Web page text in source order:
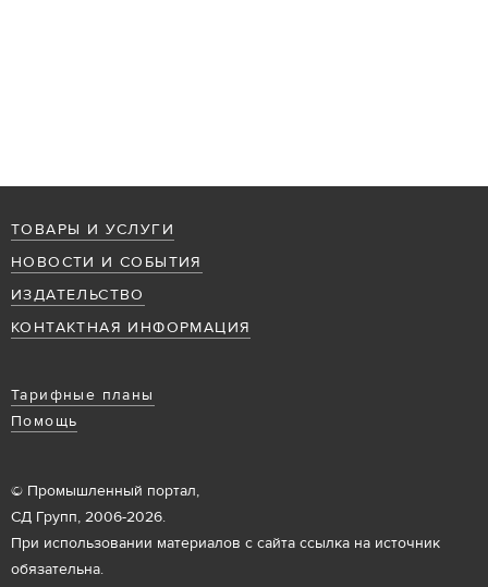
ТОВАРЫ И УСЛУГИ
НОВОСТИ И СОБЫТИЯ
ИЗДАТЕЛЬСТВО
КОНТАКТНАЯ ИНФОРМАЦИЯ
Тарифные планы
Помощь
© Промышленный портал,
СД Групп, 2006-2026.
При использовании материалов с сайта ссылка на источник
обязательна.